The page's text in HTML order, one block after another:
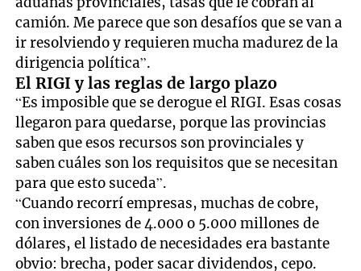
camión. Me parece que son desafíos que se van a
ir resolviendo y requieren mucha madurez de la
dirigencia política”.
El RIGI y las reglas de largo plazo
“Es imposible que se derogue el RIGI. Esas cosas
llegaron para quedarse, porque las provincias
saben que esos recursos son provinciales y
saben cuáles son los requisitos que se necesitan
para que esto suceda”.
“Cuando recorrí empresas, muchas de cobre,
con inversiones de 4.000 o 5.000 millones de
dólares, el listado de necesidades era bastante
obvio: brecha, poder sacar dividendos, cepo.